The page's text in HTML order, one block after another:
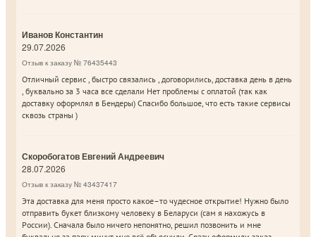
Иванов Константин
29.07.2026
Отзыв к заказу № 76435443
Отличный сервис , быстро связались , договорились, доставка день в день
, буквально за 3 часа все сделали Нет проблемы с оплатой (так как
доставку оформлял в Бендеры) Спасибо большое, что есть такие сервисы
сквозь страны )
Скоробогатов Евгений Андреевич
28.07.2026
Отзыв к заказу № 43437417
Эта доставка для меня просто какое–то чудесное открытие! Нужно было
отправить букет близкому человеку в Беларуси (сам я нахожусь в
России). Сначала было ничего непонятно, решил позвонить и мне